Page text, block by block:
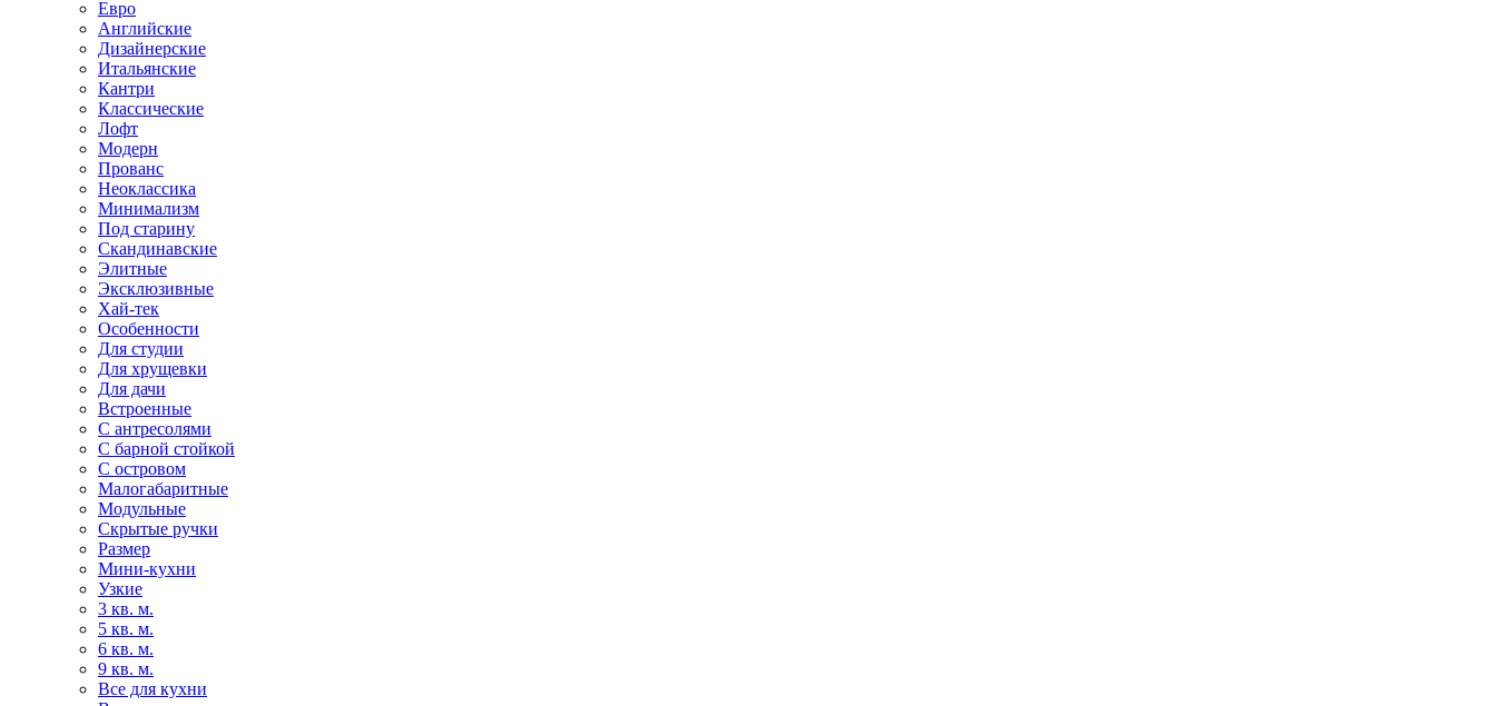
Евро
Английские
Дизайнерские
Итальянские
Кантри
Классические
Лофт
Модерн
Прованс
Неоклассика
Минимализм
Под старину
Скандинавские
Элитные
Эксклюзивные
Хай-тек
Особенности
Для студии
Для хрущевки
Для дачи
Встроенные
С антресолями
С барной стойкой
С островом
Малогабаритные
Модульные
Скрытые ручки
Размер
Мини-кухни
Узкие
3 кв. м.
5 кв. м.
6 кв. м.
9 кв. м.
Все для кухни